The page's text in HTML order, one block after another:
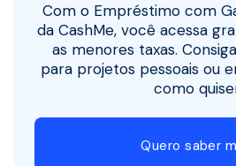
Com o Empréstimo com
da CashMe, você acessa
as menores taxas.
para projetos pessoais ou
como
Quero saber